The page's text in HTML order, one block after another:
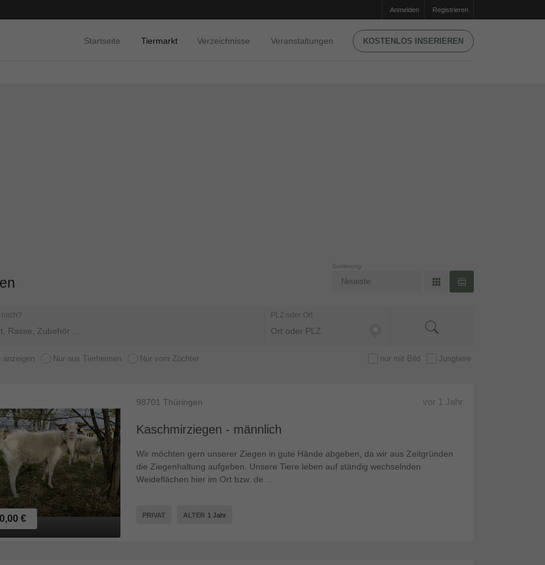
Anmelden Registrieren
Startseite Tiermarkt Verzeichnisse Veranstaltungen KOSTENLOS INSERIEREN
Sortierung:
PLZ oder Ort
anzeigen Nur aus Tierheimen Nur vom Züchter nur mit Bild Jungtiere
Kaschmirziegen - männlich
98701 Thüringen
€
vor 1 Jahr
Wir möchten gern unserer Ziegen in gute Hände abgeben, da wir aus Zeitgründen
die Ziegenhaltung aufgeben. Unsere Tiere leben auf ständig wechselnden
Weideflächen hier im Ort bzw. de ...
PRIVAT ALTER 1 Jahr